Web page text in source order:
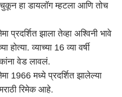
हा डायलॉग म्हटला आणि तोच
प्रदर्शित झाला तेव्हा अश्विनी भावे
व्याच्या 16 व्या वर्षी
वेड लावलं.
1966 मध्ये प्रदर्शित झालेल्या
रिमेक आहे.